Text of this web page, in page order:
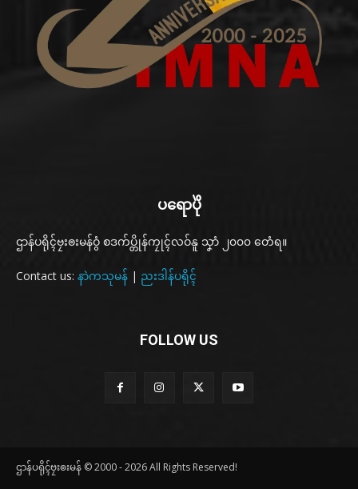
ပရောပိုဲ
ဌာန်ပရိုၚ်ဗၠးၜးမန်ဝွံ စဒက်ပ္တိုန်ကၠုၚ်လဝ်နူ သၞာံ ၂၀၀၀ တေံရ။
Contact us: နာဲကသုမန် | ညးဒါန်ပရိုၚ်
FOLLOW US
ဌာန်ပရိုၚ်ဗၠးၜးမန် © 2000 - 2026 All Rights Reserved!